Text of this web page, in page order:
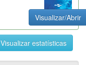
Visualizar/Abrir
Visualizar estatísticas